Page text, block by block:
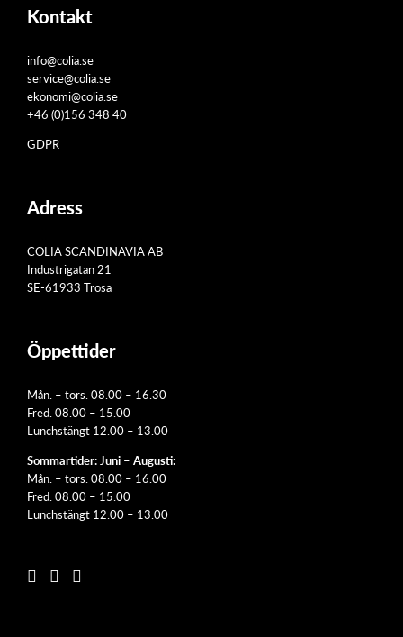
Kontakt
info@colia.se
service@colia.se
ekonomi@colia.se
+46 (0)156 348 40
GDPR
Adress
COLIA SCANDINAVIA AB
Industrigatan 21
SE-61933 Trosa
Öppettider
Mån. – tors. 08.00 – 16.30
Fred. 08.00 – 15.00
Lunchstängt 12.00 – 13.00
Sommartider: Juni – Augusti:
Mån. – tors. 08.00 – 16.00
Fred. 08.00 – 15.00
Lunchstängt 12.00 – 13.00